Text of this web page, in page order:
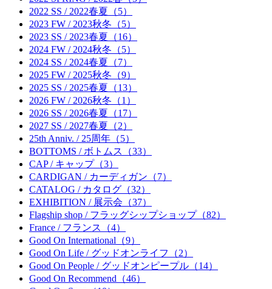
2022 SS / 2022春夏（5）
2023 FW / 2023秋冬（5）
2023 SS / 2023春夏（16）
2024 FW / 2024秋冬（5）
2024 SS / 2024春夏（7）
2025 FW / 2025秋冬（9）
2025 SS / 2025春夏（13）
2026 FW / 2026秋冬（1）
2026 SS / 2026春夏（17）
2027 SS / 2027春夏（2）
25th Anniv. / 25周年（5）
BOTTOMS / ボトムス（33）
CAP / キャップ（3）
CARDIGAN / カーディガン（7）
CATALOG / カタログ（32）
EXHIBITION / 展示会（37）
Flagship shop / フラッグシップショップ（82）
France / フランス（4）
Good On International（9）
Good On Life / グッドオンライフ（2）
Good On People / グッドオンピープル（14）
Good On Recommend（46）